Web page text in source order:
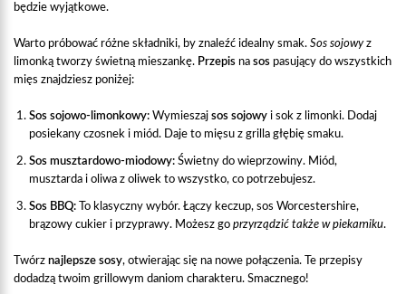
będzie wyjątkowe.
Warto próbować różne składniki, by znaleźć idealny smak. Sos sojowyz
limonką tworzy świetną mieszankę. Przepis na sos pasujący do wszystkich
mięs znajdziesz poniżej:
Sos sojowo-limonkowy: Wymieszaj sos sojowy i sok z limonki. Dodaj
posiekany czosnek i miód. Daje to mięsu z grilla głębię smaku.
Sos musztardowo-miodowy: Świetny do wieprzowiny. Miód,
musztarda i oliwa z oliwek to wszystko, co potrzebujesz.
Sos BBQ: To klasyczny wybór. Łączy keczup, sos Worcestershire,
brązowy cukier i przyprawy. Możesz go przyrządzić także w piekarniku.
Twórz najlepsze sosy, otwierając się na nowe połączenia. Te przepisy
dodadzą twoim grillowym daniom charakteru. Smacznego!